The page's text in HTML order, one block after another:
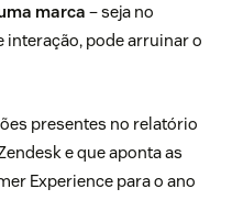
marca – seja no
pode arruinar o
presentes no relatório
e que aponta as
Experience para o ano